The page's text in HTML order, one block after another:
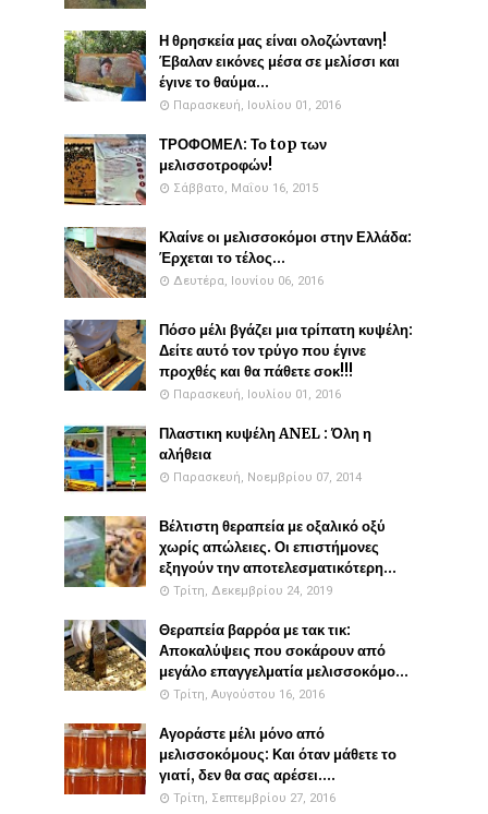
Η θρησκεία μας είναι ολοζώντανη!
Έβαλαν εικόνες μέσα σε μελίσσι και
έγινε το θαύμα...
Παρασκευή, Ιουλίου 01, 2016
ΤΡΟΦΟΜΕΛ: Το top των
μελισσοτροφών!
Σάββατο, Μαΐου 16, 2015
Κλαίνε οι μελισσοκόμοι στην Ελλάδα:
Έρχεται το τέλος...
Δευτέρα, Ιουνίου 06, 2016
Πόσο μέλι βγάζει μια τρίπατη κυψέλη:
Δείτε αυτό τον τρύγο που έγινε
προχθές και θα πάθετε σοκ!!!
Παρασκευή, Ιουλίου 01, 2016
Πλαστικη κυψέλη ANEL : Όλη η
αλήθεια
Παρασκευή, Νοεμβρίου 07, 2014
Βέλτιστη θεραπεία με οξαλικό οξύ
χωρίς απώλειες. Οι επιστήμονες
εξηγούν την αποτελεσματικότερη...
Τρίτη, Δεκεμβρίου 24, 2019
Θεραπεία βαρρόα με τακ τικ:
Αποκαλύψεις που σοκάρουν από
μεγάλο επαγγελματία μελισσοκόμο...
Τρίτη, Αυγούστου 16, 2016
Αγοράστε μέλι μόνο από
μελισσοκόμους: Και όταν μάθετε το
γιατί, δεν θα σας αρέσει....
Τρίτη, Σεπτεμβρίου 27, 2016